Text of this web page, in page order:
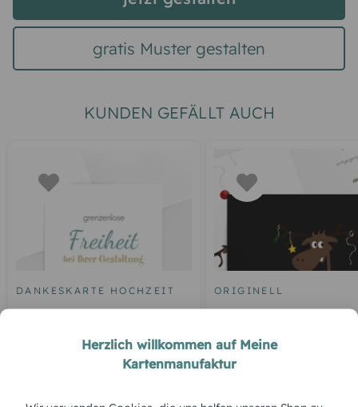
gratis Muster gestalten
KUNDEN GEFÄLLT AUCH
DANKESKARTE HOCHZEIT
Blankokarte
ORIGINELL
Elch
Herzlich willkommen auf Meine
Kartenmanufaktur